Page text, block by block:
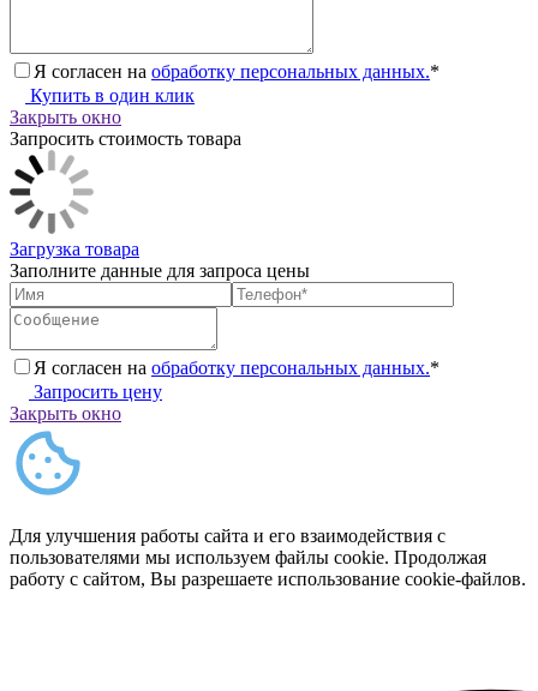
Я согласен на обработку персональных данных.*
Купить в один клик
Закрыть окно
Запросить стоимость товара
Загрузка товара
Заполните данные для запроса цены
Я согласен на обработку персональных данных.*
Запросить цену
Закрыть окно
Для улучшения работы сайта и его взаимодействия с
пользователями мы используем файлы cookie. Продолжая
работу с сайтом, Вы разрешаете использование cookie-файлов.